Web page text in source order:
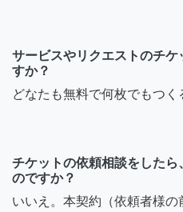
サービスやリクエストのチ
すか？
どなたも無料で何枚でもつく
チケットの依頼相談をした
のですか？
いいえ。本契約（依頼者様